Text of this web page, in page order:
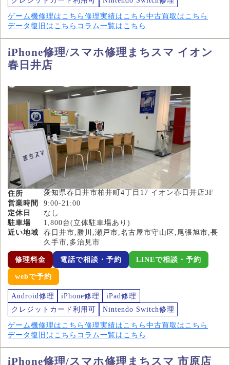
ゲーム機修理はこちら 修理実績はこちら 中古買取はこちら
データ復旧はこちら コラム一覧はこちら
iPhone修理/スマホ修理まちスマ イオン
春日井店
住所
愛知県春日井市柏井町4丁目17 イオン春日井店3F
営業時間
9:00-21:00
定休日
なし
駐車場
1,800台(立体駐車場あり)
近い地域
春日井市,勝川,瀬戸市,名古屋市守山区,尾張旭市,長
久手市,多治見市
修理料金 電話で相談・予約 LINEで相談・予約
webで予約
Android修理 iPhone修理
iPad修理
クレジットカード利用可
Nintendo Switch修理
ゲーム機修理はこちら 修理実績はこちら 中古買取はこちら
データ復旧はこちら コラム一覧はこちら
iPhone修理/スマホ修理まちスマ 市原店